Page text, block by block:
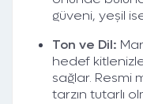
güveni, yeşil
Ton ve Dil:
hedef
sağlar. Resmi
tarzın tutarlı